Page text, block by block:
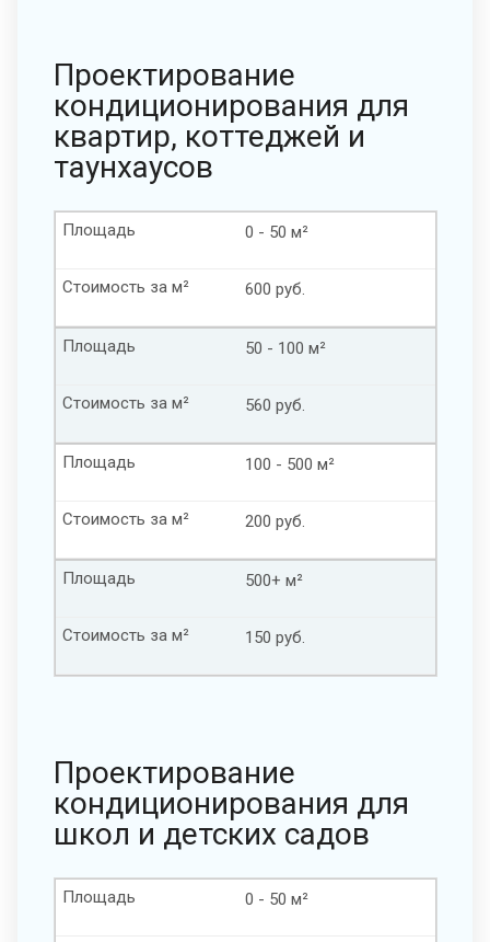
Проектирование
кондиционирования для
квартир, коттеджей и
таунхаусов
0 - 50 м²
Площадь
600 руб.
Стоимость за м²
50 - 100 м²
Площадь
560 руб.
Стоимость за м²
100 - 500 м²
Площадь
200 руб.
Стоимость за м²
500+ м²
Площадь
150 руб.
Стоимость за м²
Проектирование
кондиционирования для
школ и детских садов
0 - 50 м²
Площадь